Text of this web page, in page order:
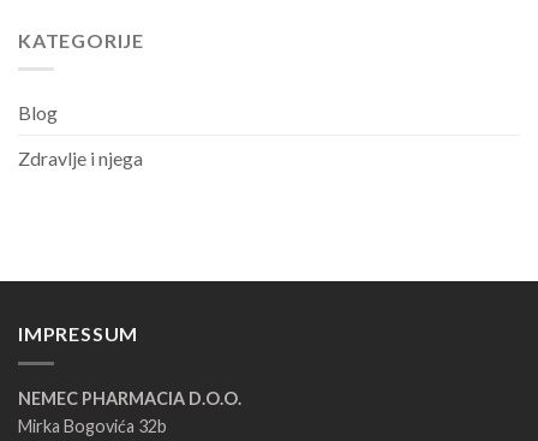
KATEGORIJE
Blog
Zdravlje i njega
IMPRESSUM
NEMEC PHARMACIA D.O.O.
Mirka Bogovića 32b